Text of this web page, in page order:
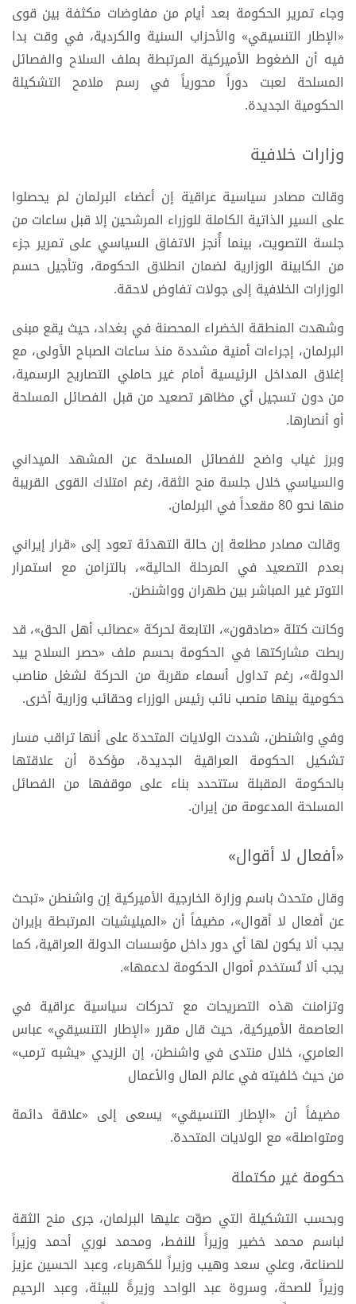
وجاء تمرير الحكومة بعد أيام من مفاوضات مكثفة بين قوى
«الإطار التنسيقي» والأحزاب السنية والكردية، في وقت بدا
فيه أن الضغوط الأميركية المرتبطة بملف السلاح والفصائل
المسلحة لعبت دوراً محورياً في رسم ملامح التشكيلة
الحكومية الجديدة.
وزارات خلافية
وقالت مصادر سياسية عراقية إن أعضاء البرلمان لم يحصلوا
على السير الذاتية الكاملة للوزراء المرشحين إلا قبل ساعات من
جلسة التصويت، بينما أُنجز الاتفاق السياسي على تمرير جزء
من الكابينة الوزارية لضمان انطلاق الحكومة، وتأجيل حسم
الوزارات الخلافية إلى جولات تفاوض لاحقة.
وشهدت المنطقة الخضراء المحصنة في بغداد، حيث يقع مبنى
البرلمان، إجراءات أمنية مشددة منذ ساعات الصباح الأولى، مع
إغلاق المداخل الرئيسية أمام غير حاملي التصاريح الرسمية،
من دون تسجيل أي مظاهر تصعيد من قبل الفصائل المسلحة
أو أنصارها.
وبرز غياب واضح للفصائل المسلحة عن المشهد الميداني
والسياسي خلال جلسة منح الثقة، رغم امتلاك القوى القريبة
منها نحو 80 مقعداً في البرلمان.
وقالت مصادر مطلعة إن حالة التهدئة تعود إلى «قرار إيراني
بعدم التصعيد في المرحلة الحالية»، بالتزامن مع استمرار
التوتر غير المباشر بين طهران وواشنطن.
وكانت كتلة «صادقون»، التابعة لحركة «عصائب أهل الحق»، قد
ربطت مشاركتها في الحكومة بحسم ملف «حصر السلاح بيد
الدولة»، رغم تداول أسماء مقربة من الحركة لشغل مناصب
حكومية بينها منصب نائب رئيس الوزراء وحقائب وزارية أخرى.
وفي واشنطن، شددت الولايات المتحدة على أنها تراقب مسار
تشكيل الحكومة العراقية الجديدة، مؤكدة أن علاقتها
بالحكومة المقبلة ستتحدد بناء على موقفها من الفصائل
المسلحة المدعومة من إيران.
«أفعال لا أقوال»
وقال متحدث باسم وزارة الخارجية الأميركية إن واشنطن «تبحث
عن أفعال لا أقوال»، مضيفاً أن «الميليشيات المرتبطة بإيران
يجب ألا يكون لها أي دور داخل مؤسسات الدولة العراقية، كما
يجب ألا تُستخدم أموال الحكومة لدعمها».
وتزامنت هذه التصريحات مع تحركات سياسية عراقية في
العاصمة الأميركية، حيث قال مقرر «الإطار التنسيقي» عباس
العامري، خلال منتدى في واشنطن، إن الزيدي «يشبه ترمب»
من حيث خلفيته في عالم المال والأعمال
مضيفاً أن «الإطار التنسيقي» يسعى إلى «علاقة دائمة
ومتواصلة» مع الولايات المتحدة.
حكومة غير مكتملة
وبحسب التشكيلة التي صوّت عليها البرلمان، جرى منح الثقة
لباسم محمد خضير وزيراً للنفط، ومحمد نوري أحمد وزيراً
للصناعة، وعلي سعد وهيب وزيراً للكهرباء، وعبد الحسين عزيز
وزيراً للصحة، وسروة عبد الواحد وزيرةً للبيئة، وعبد الرحيم